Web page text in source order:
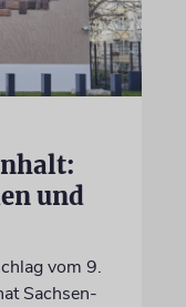
und
vom 9.
Sachsen-